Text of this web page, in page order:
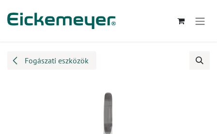
Fogászati eszközök